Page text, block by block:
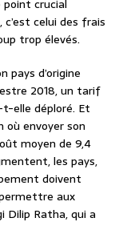
point crucial
c’est celui des frais
trop élevés.
pays d’origine
2018, un tarif
elle déploré. Et
où envoyer son
moyen de 9,4
les pays,
doivent
aux
Dilip Ratha, qui a